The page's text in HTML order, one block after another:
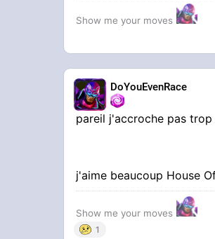
Show me your moves
DoYouEvenRace
pareil j'accroche pas
j'aime beaucoup House
Show me your moves
1